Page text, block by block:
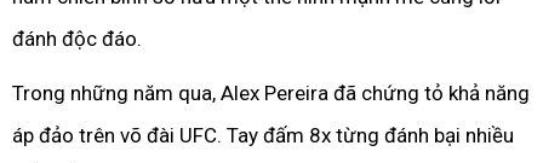
đánh độc đáo.
Trong những năm qua, Alex Pereira đã chứng tỏ khả năng
áp đảo trên võ đài UFC. Tay đấm 8x từng đánh bại nhiều